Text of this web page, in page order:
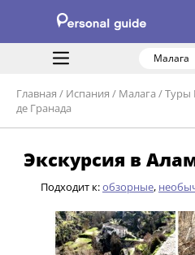
Малага
Главная / Испания / Малага /Туры
де Гранада
Экскурсия в
Подходит к:обзорные,